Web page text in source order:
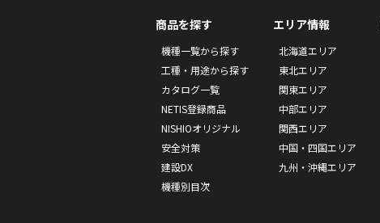
商品を探す
機種一覧から探す
工種・用途から探す
カタログ一覧
NETIS登録商品
NISHIOオリジナル
安全対策
建設DX
機種別目次
エリア情報
北海道エリア
東北エリア
関東エリア
中部エリア
関西エリア
中国・四国エリア
九州・沖縄エリア